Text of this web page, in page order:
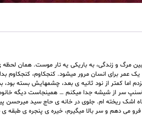
مرگ و زندگی، به باریکی یه تار موست. همان
عمر برای انسان مرور میشود. کنجکاوم، کنجکاوم
اما کمتر از نود ثانیه ی بعد، چشمهایش بسته
اسنپ سر از شیشه جدا میکنم … همینجاست دیگه
اشک ریخته ام. جلوی در خانه ی حاج سید میرحسن
می دهم و سر بالا میگیرم، خیره ی پنجره ی طبقه